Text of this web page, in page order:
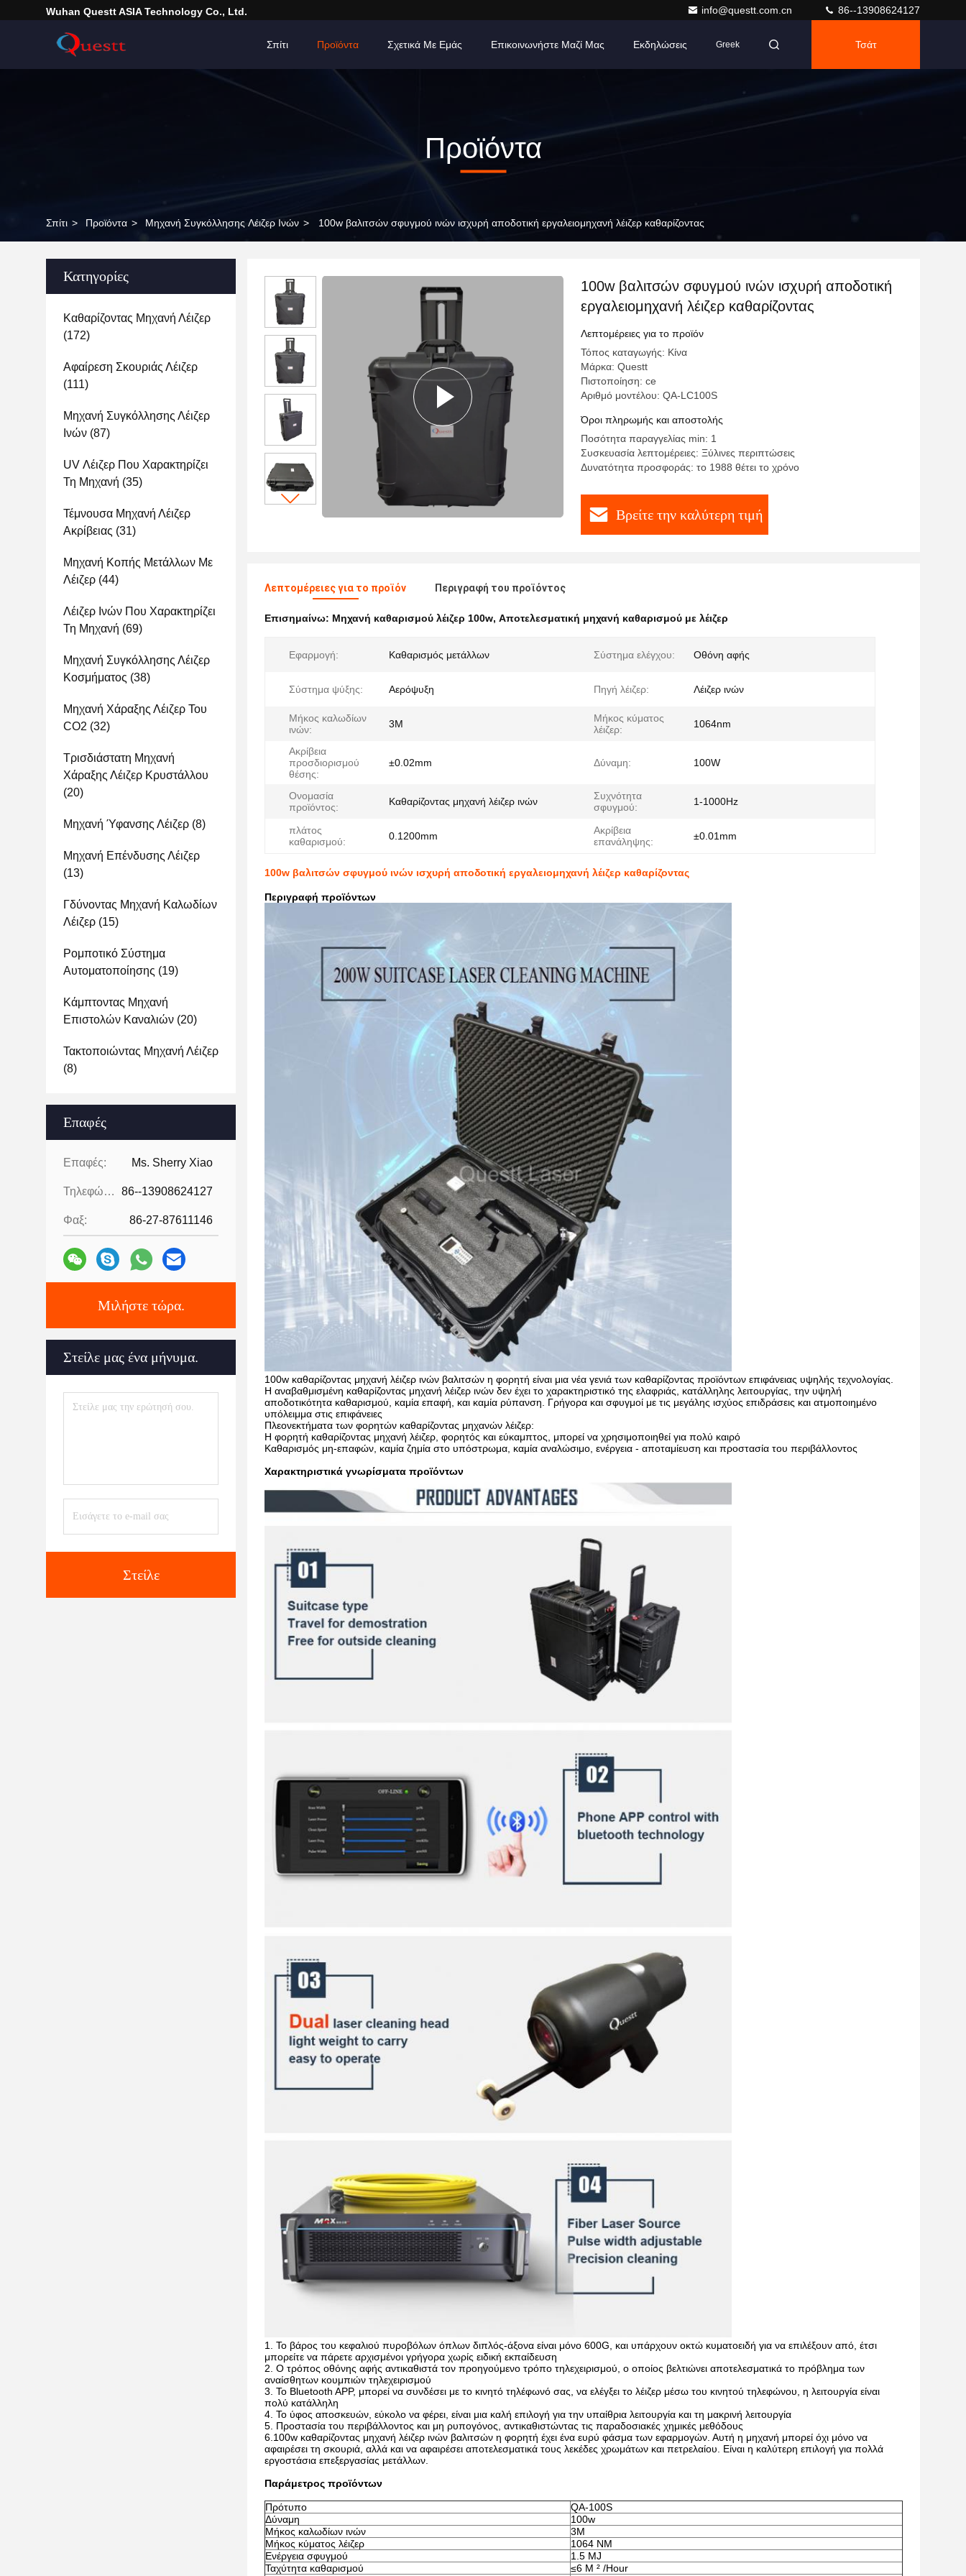
Wuhan Questt ASIA Technology Co., Ltd. info@questt.com.cn 86--13908624127
Σπίτι Προϊόντα Σχετικά Με Εμάς Επικοινωνήστε Μαζί Μας Εκδηλώσεις Greek Τσάτ
Προϊόντα
Σπίτι > Προϊόντα > Μηχανή Συγκόλλησης Λέιζερ Ινών > 100w βαλιτσών σφυγμού ινών ισχυρή αποδοτική εργαλειομηχανή λέιζερ καθαρίζοντας
Κατηγορίες
Καθαρίζοντας Μηχανή Λέιζερ
(172)
Αφαίρεση Σκουριάς Λέιζερ
(111)
Μηχανή Συγκόλλησης Λέιζερ
Ινών (87)
UV Λέιζερ Που Χαρακτηρίζει
Τη Μηχανή (35)
Τέμνουσα Μηχανή Λέιζερ
Ακρίβειας (31)
Μηχανή Κοπής Μετάλλων Με
Λέιζερ (44)
Λέιζερ Ινών Που Χαρακτηρίζει
Τη Μηχανή (69)
Μηχανή Συγκόλλησης Λέιζερ
Κοσμήματος (38)
Μηχανή Χάραξης Λέιζερ Του
CO2 (32)
Τρισδιάστατη Μηχανή
Χάραξης Λέιζερ Κρυστάλλου
(20)
Μηχανή Ύφανσης Λέιζερ (8)
Μηχανή Επένδυσης Λέιζερ
(13)
Γδύνοντας Μηχανή Καλωδίων
Λέιζερ (15)
Ρομποτικό Σύστημα
Αυτοματοποίησης (19)
Κάμπτοντας Μηχανή
Επιστολών Καναλιών (20)
Τακτοποιώντας Μηχανή Λέιζερ
(8)
Επαφές
Επαφές: Ms. Sherry Xiao
Τηλεφώνημα: 86--13908624127
Φαξ: 86-27-87611146
Μιλήστε τώρα.
Στείλε μας ένα μήνυμα.
Στείλε
100w βαλιτσών σφυγμού ινών ισχυρή αποδοτική
εργαλειομηχανή λέιζερ καθαρίζοντας
Λεπτομέρειες για το προϊόν
Τόπος καταγωγής: Κίνα
Μάρκα: Questt
Πιστοποίηση: ce
Αριθμό μοντέλου: QA-LC100S
Όροι πληρωμής και αποστολής
Ποσότητα παραγγελίας min: 1
Συσκευασία λεπτομέρειες: Ξύλινες περιπτώσεις
Δυνατότητα προσφοράς: το 1988 θέτει το χρόνο
Βρείτε την καλύτερη τιμή
Λεπτομέρειες για το προϊόν Περιγραφή του προϊόντος
Επισημαίνω: Μηχανή καθαρισμού λέιζερ 100w, Αποτελεσματική μηχανή καθαρισμού με λέιζερ
Εφαρμογή: Καθαρισμός μετάλλων Σύστημα ελέγχου: Οθόνη αφής
Σύστημα ψύξης: Αερόψυξη Πηγή λέιζερ: Λέιζερ ινών
Μήκος καλωδίων
ινών:
3M
Μήκος κύματος
λέιζερ:
1064nm
Ακρίβεια
προσδιορισμού
θέσης:
±0.02mm Δύναμη: 100W
Ονομασία
προϊόντος:
Καθαρίζοντας μηχανή λέιζερ ινών
Συχνότητα
σφυγμού:
1-1000Hz
πλάτος
καθαρισμού:
0.1200mm
Ακρίβεια
επανάληψης:
±0.01mm
100w βαλιτσών σφυγμού ινών ισχυρή αποδοτική εργαλειομηχανή λέιζερ καθαρίζοντας
Περιγραφή προϊόντων
100w καθαρίζοντας μηχανή λέιζερ ινών βαλιτσών η φορητή είναι μια νέα γενιά των καθαρίζοντας προϊόντων επιφάνειας υψηλής τεχνολογίας.
Η αναβαθμισμένη καθαρίζοντας μηχανή λέιζερ ινών δεν έχει το χαρακτηριστικό της ελαφριάς, κατάλληλης λειτουργίας, την υψηλή
αποδοτικότητα καθαρισμού, καμία επαφή, και καμία ρύπανση. Γρήγορα και σφυγμοί με τις μεγάλης ισχύος επιδράσεις και ατμοποιημένο
υπόλειμμα στις επιφάνειες
Πλεονεκτήματα των φορητών καθαρίζοντας μηχανών λέιζερ:
Η φορητή καθαρίζοντας μηχανή λέιζερ, φορητός και εύκαμπτος, μπορεί να χρησιμοποιηθεί για πολύ καιρό
Καθαρισμός μη-επαφών, καμία ζημία στο υπόστρωμα, καμία αναλώσιμο, ενέργεια - αποταμίευση και προστασία του περιβάλλοντος
Χαρακτηριστικά γνωρίσματα προϊόντων
1. Το βάρος του κεφαλιού πυροβόλων όπλων διπλός-άξονα είναι μόνο 600G, και υπάρχουν οκτώ κυματοειδή για να επιλέξουν από, έτσι
μπορείτε να πάρετε αρχισμένοι γρήγορα χωρίς ειδική εκπαίδευση
2. Ο τρόπος οθόνης αφής αντικαθιστά τον προηγούμενο τρόπο τηλεχειρισμού, ο οποίος βελτιώνει αποτελεσματικά το πρόβλημα των
αναίσθητων κουμπιών τηλεχειρισμού
3. Το Bluetooth APP, μπορεί να συνδέσει με το κινητό τηλέφωνό σας, να ελέγξει το λέιζερ μέσω του κινητού τηλεφώνου, η λειτουργία είναι
πολύ κατάλληλη
4. Το ύφος αποσκευών, εύκολο να φέρει, είναι μια καλή επιλογή για την υπαίθρια λειτουργία και τη μακρινή λειτουργία
5. Προστασία του περιβάλλοντος και μη ρυπογόνος, αντικαθιστώντας τις παραδοσιακές χημικές μεθόδους
6.100w καθαρίζοντας μηχανή λέιζερ ινών βαλιτσών η φορητή έχει ένα ευρύ φάσμα των εφαρμογών. Αυτή η μηχανή μπορεί όχι μόνο να
αφαιρέσει τη σκουριά, αλλά και να αφαιρέσει αποτελεσματικά τους λεκέδες χρωμάτων και πετρελαίου. Είναι η καλύτερη επιλογή για πολλά
εργοστάσια επεξεργασίας μετάλλων.
Παράμετρος προϊόντων
Πρότυπο
QA-100S
Δύναμη
100w
Μήκος καλωδίων ινών
3M
Μήκος κύματος λέιζερ
1064 NM
Ενέργεια σφυγμού
1.5 MJ
Ταχύτητα καθαρισμού
≤6 Μ ² /Hour